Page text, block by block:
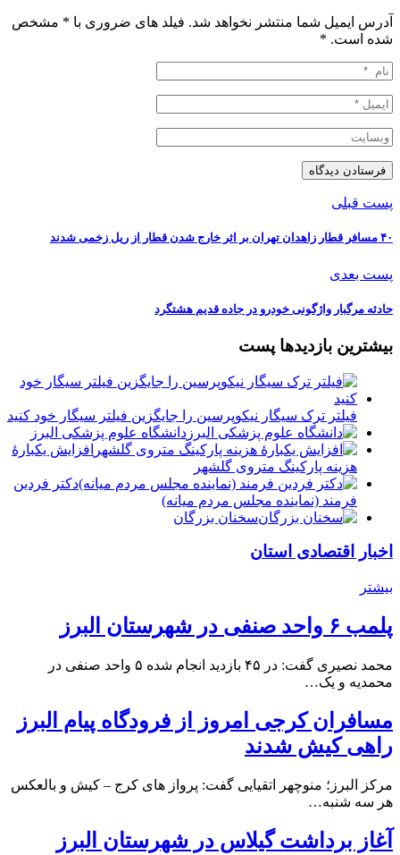
آدرس ایمیل شما منتشر نخواهد شد. فیلد های ضروری با * مشخص
شده است. *
پست قبلی
۴۰ مسافر قطار زاهدان تهران بر اثر خارج شدن قطار از ریل زخمی شدند
پست بعدی
حادثه مرگبار واژگونی خودرو در جاده قدیم هشتگرد
بیشترین بازدیدها پست
فیلتر ترک سیگار نیکوپرسین را جایگزین فیلتر سیگار خود کنید
دانشگاه علوم پزشکی البرز
افزایش یکبارۀ
هزینه پارکینگ متروی گلشهر
دكتر فردين
فرمند (نماينده مجلس مردم میانه)
سخنان بزرگان
اخبار اقتصادی استان
بیشتر
پلمب ۶ واحد صنفی در شهرستان البرز
محمد نصیری گفت: در ۴۵ بازدید انجام شده ۵ واحد صنفی در
محمدیه و یک…
مسافران کرجی امروز از فرودگاه پیام البرز
راهی کیش شدند
مرکز البرز؛ منوچهر اتقیایی گفت: پرواز های کرج – کیش و بالعکس
هر سه شنبه…
آغاز برداشت گیلاس در شهرستان البرز